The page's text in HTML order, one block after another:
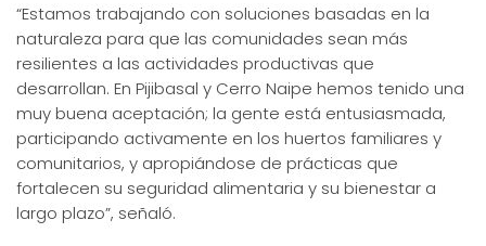
“Estamos trabajando con soluciones basadas en la
naturaleza para que las comunidades sean más
resilientes a las actividades productivas que
desarrollan. En Pijibasal y Cerro Naipe hemos tenido una
muy buena aceptación; la gente está entusiasmada,
participando activamente en los huertos familiares y
comunitarios, y apropiándose de prácticas que
fortalecen su seguridad alimentaria y su bienestar a
largo plazo”, señaló.